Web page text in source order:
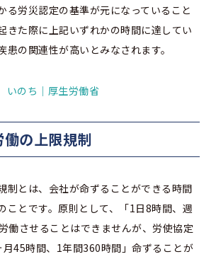
る労災認定の基準が元になっていること
きた際に上記いずれかの時間に達してい
患の関連性が高いとみなされます。
いのち｜厚生労働省
の上限規制
制とは、会社が命ずることができる時間
ことです。原則として、「1日8時間、週
働させることはできませんが、労使協定
45時間、1年間360時間」命ずることが